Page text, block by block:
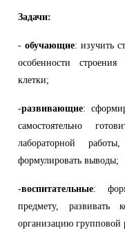
Задачи:
- обучающие: изучить
особенности
клетки;
-развивающие:
самостоятельно
лабораторной
формулировать выводы;
-воспитательные:
предмету, развивать
организацию групповой